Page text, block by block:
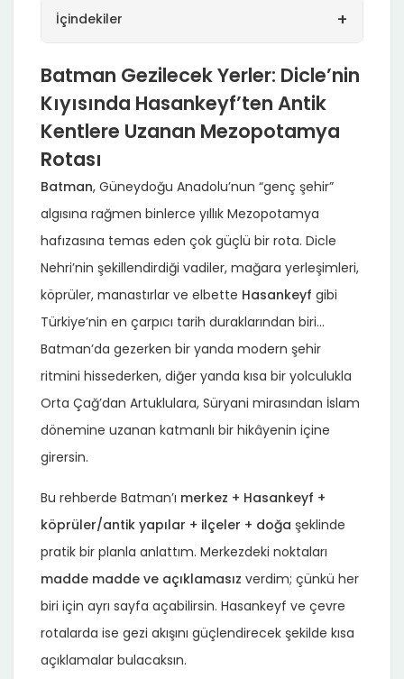
İçindekiler +
Batman Gezilecek Yerler: Dicle’nin
Kıyısında Hasankeyf’ten Antik
Kentlere Uzanan Mezopotamya
Rotası
Batman, Güneydoğu Anadolu’nun “genç şehir”
algısına rağmen binlerce yıllık Mezopotamya
hafızasına temas eden çok güçlü bir rota. Dicle
Nehri’nin şekillendirdiği vadiler, mağara yerleşimleri,
köprüler, manastırlar ve elbette Hasankeyf gibi
Türkiye’nin en çarpıcı tarih duraklarından biri…
Batman’da gezerken bir yanda modern şehir
ritmini hissederken, diğer yanda kısa bir yolculukla
Orta Çağ’dan Artuklulara, Süryani mirasından İslam
dönemine uzanan katmanlı bir hikâyenin içine
girersin.
Bu rehberde Batman’ı merkez + Hasankeyf +
köprüler/antik yapılar + ilçeler + doğa şeklinde
pratik bir planla anlattım. Merkezdeki noktaları
madde madde ve açıklamasız verdim; çünkü her
biri için ayrı sayfa açabilirsin. Hasankeyf ve çevre
rotalarda ise gezi akışını güçlendirecek şekilde kısa
açıklamalar bulacaksın.